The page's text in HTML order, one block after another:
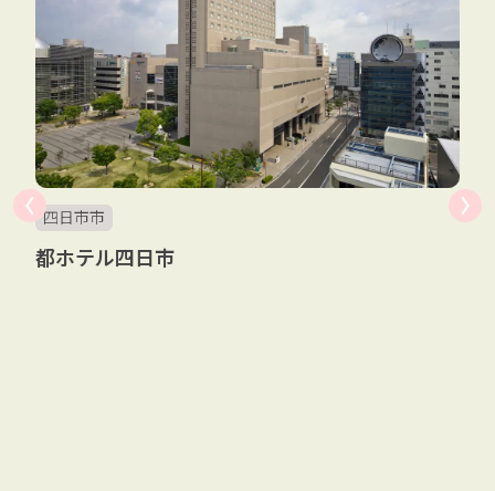
四日市市
都ホテル四日市